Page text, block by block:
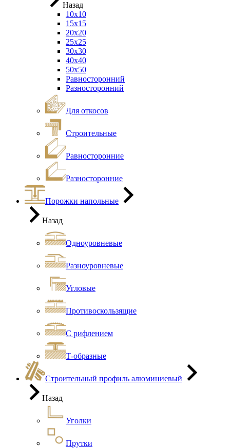
Назад
10х10
15х15
20х20
25х25
30х30
40х40
50х50
Равносторонний
Разносторонний
Для откосов
Строительные
Равносторонние
Разносторонние
Порожки напольные
Назад
Одноуровневые
Разноуровневые
Угловые
Противоскользящие
С рифлением
Т-образные
Строительный профиль алюминиевый
Назад
Уголки
Прутки